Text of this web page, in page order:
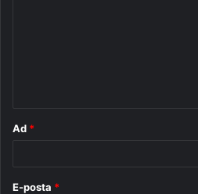
Ad *
E-posta *